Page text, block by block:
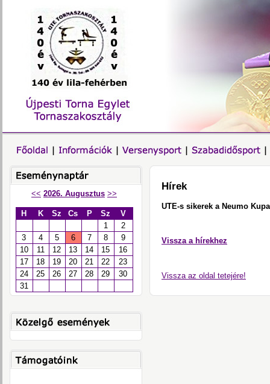
<< 2026. Augusztus >>
H K Sz Cs P Sz
V
1
2
3
4 5 6 7 8
9
10
11 12 13 14 15
16
17
18 19 20 21 22
23
24
25 26 27 28 29
30
31
Hírek
UTE-s sikerek a Neumo
Vissza a hírekhez
Vissza az oldal tetejére!